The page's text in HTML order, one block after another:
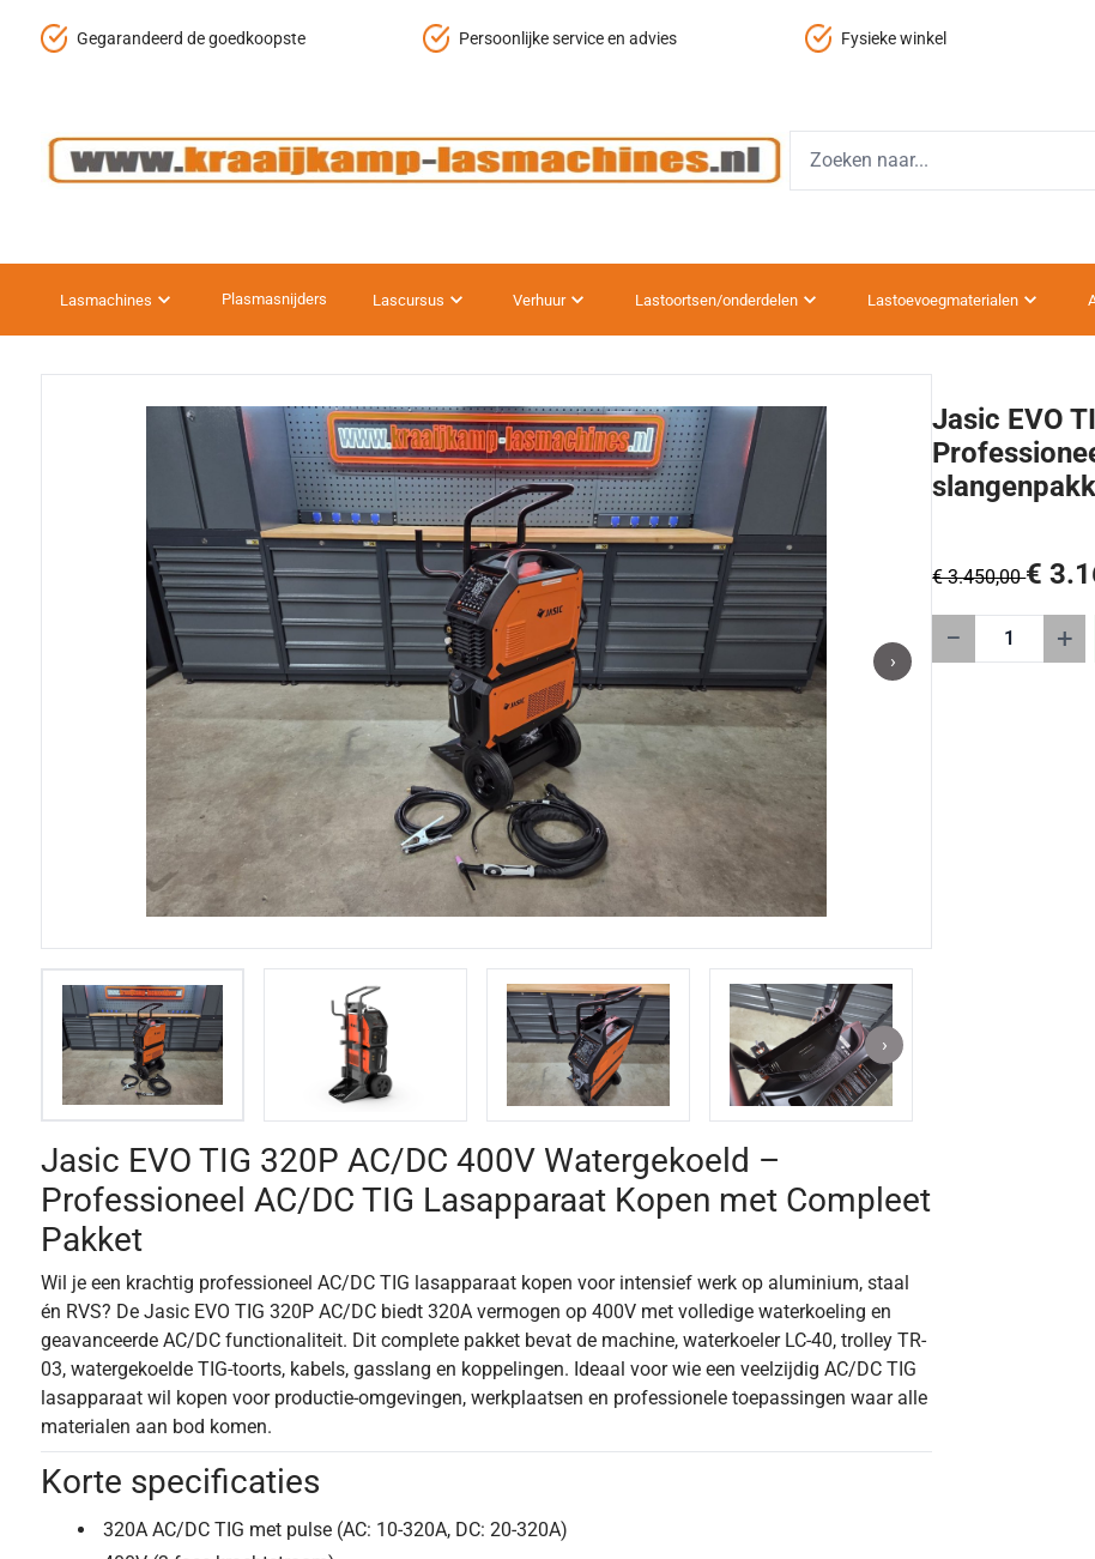
Gegarandeerd de goedkoopste Persoonlijke service en advies Fysieke winkel
Lasmachines Plasmasnijders Lascursus Verhuur Lastoortsen/onderdelen Lastoevoegmaterialen
›
›
Jasic EVO TIG 320P AC/DC 400V Watergekoeld –
Professioneel AC/DC TIG Lasapparaat Kopen met Compleet
Pakket
Wil je een krachtig professioneel AC/DC TIG lasapparaat kopen voor intensief werk op aluminium, staal
én RVS? De Jasic EVO TIG 320P AC/DC biedt 320A vermogen op 400V met volledige waterkoeling en
geavanceerde AC/DC functionaliteit. Dit complete pakket bevat de machine, waterkoeler LC-40, trolley TR-
03, watergekoelde TIG-toorts, kabels, gasslang en koppelingen. Ideaal voor wie een veelzijdig AC/DC TIG
lasapparaat wil kopen voor productie-omgevingen, werkplaatsen en professionele toepassingen waar alle
materialen aan bod komen.
Korte specificaties
320A AC/DC TIG met pulse (AC: 10-320A, DC: 20-320A)
Jasic EVO
€ 3.450,00€
− +